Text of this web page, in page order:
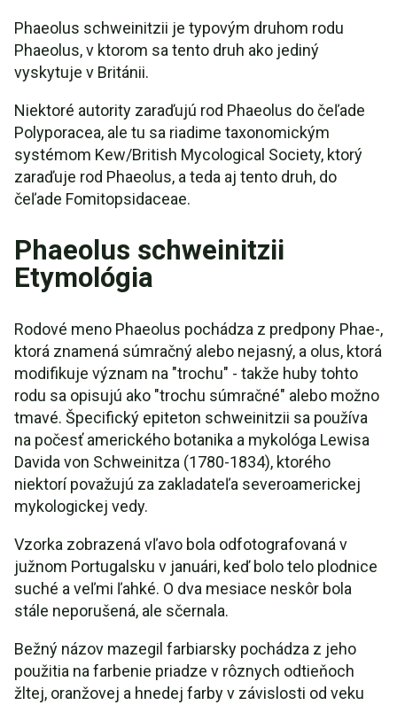
Phaeolus schweinitzii je typovým druhom rodu
Phaeolus, v ktorom sa tento druh ako jediný
vyskytuje v Británii.
Niektoré autority zaraďujú rod Phaeolus do čeľade
Polyporacea, ale tu sa riadime taxonomickým
systémom Kew/British Mycological Society, ktorý
zaraďuje rod Phaeolus, a teda aj tento druh, do
čeľade Fomitopsidaceae.
Phaeolus schweinitzii
Etymológia
Rodové meno Phaeolus pochádza z predpony Phae-,
ktorá znamená súmračný alebo nejasný, a olus, ktorá
modifikuje význam na "trochu" - takže huby tohto
rodu sa opisujú ako "trochu súmračné" alebo možno
tmavé. Špecifický epiteton schweinitzii sa používa
na počesť amerického botanika a mykológa Lewisa
Davida von Schweinitza (1780-1834), ktorého
niektorí považujú za zakladateľa severoamerickej
mykologickej vedy.
Vzorka zobrazená vľavo bola odfotografovaná v
južnom Portugalsku v januári, keď bolo telo plodnice
suché a veľmi ľahké. O dva mesiace neskôr bola
stále neporušená, ale sčernala.
Bežný názov mazegil farbiarsky pochádza z jeho
použitia na farbenie priadze v rôznych odtieňoch
žltej, oranžovej a hnedej farby v závislosti od veku